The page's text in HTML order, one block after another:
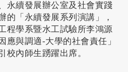
永續發展辦公室及社會實踐
的「永續發展系列演講」，
程學系暨水工試驗所李鴻源
應與調適-大學的社會責任」
校內師生踴躍出席。